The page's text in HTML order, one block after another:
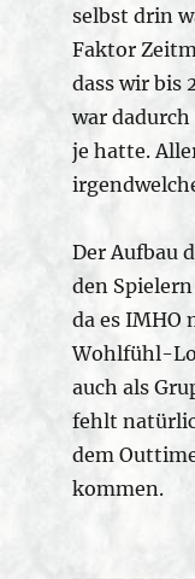
selbst drin
Faktor
dass wir bis
war
je hatte.
Der Aufbau
den
da es IMHO
Wohlfühl-
auch als
fehlt
dem
kommen.